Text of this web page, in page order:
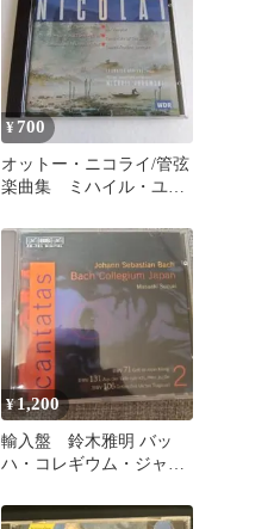
¥700
オットー・ニコライ/管弦
楽曲集 ミハイル・ユロ
団他
¥1,200
輸入盤 鈴木雅明 バッ
ハ・コレギウム・ジャパ
CD